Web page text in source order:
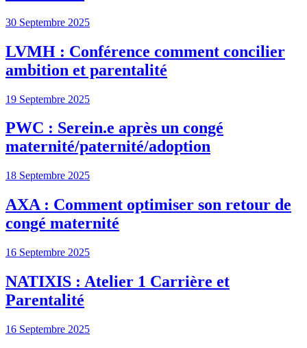
30 Septembre 2025
LVMH : Conférence comment concilier
ambition et parentalité
19 Septembre 2025
PWC : Serein.e après un congé
maternité/paternité/adoption
18 Septembre 2025
AXA : Comment optimiser son retour de
congé maternité
16 Septembre 2025
NATIXIS : Atelier 1 Carrière et
Parentalité
16 Septembre 2025